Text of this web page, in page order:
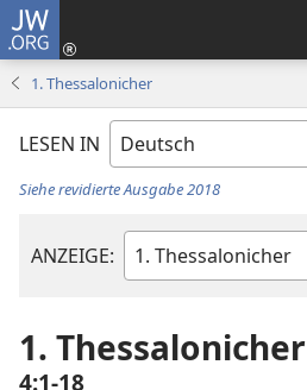
JW.ORG
1. Thessalonicher
LESEN IN
Siehe revidierte Ausgabe 2018
ANZEIGE:
Bibelbuch
1. Thessalonicher
4:1-18